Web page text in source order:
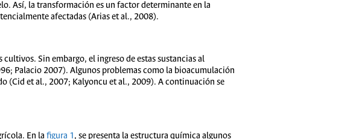
Así, la transformación es un factor determinante en la
afectadas (Arias et al., 2008).
Sin embargo, el ingreso de estas sustancias al
Palacio 2007). Algunos problemas como la bioacumulación
(Cid et al., 2007; Kalyoncu et al., 2009). A continuación se
En la figura 1 , se presenta la estructura química algunos